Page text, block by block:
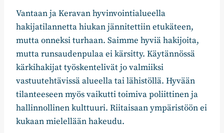
Vantaan ja Keravan hyvinvointialueella
hakijatilannetta hiukan jännitettiin etukäteen,
mutta onneksi turhaan. Saimme hyviä hakijoita,
mutta runsaudenpulaa ei kärsitty. Käytännössä
kärkihakijat työskentelivät jo valmiiksi
vastuutehtävissä alueella tai lähistöllä. Hyvään
tilanteeseen myös vaikutti toimiva poliittinen ja
hallinnollinen kulttuuri. Riitaisaan ympäristöön ei
kukaan mielellään hakeudu.